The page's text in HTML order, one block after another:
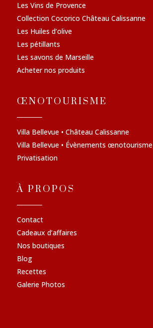
Les Vins de Provence
Collection Cocorico Château Calissanne
Les Huiles d’olive
Les pétillants
Les savons de Marseille
Acheter nos produits
ŒNOTOURISME
Villa Bellevue • Château Calissanne
Villa Bellevue • Évènements œnotourisme
Privatisation
À PROPOS
Contact
Cadeaux d’affaires
Nos boutiques
Blog
Recettes
Galerie Photos